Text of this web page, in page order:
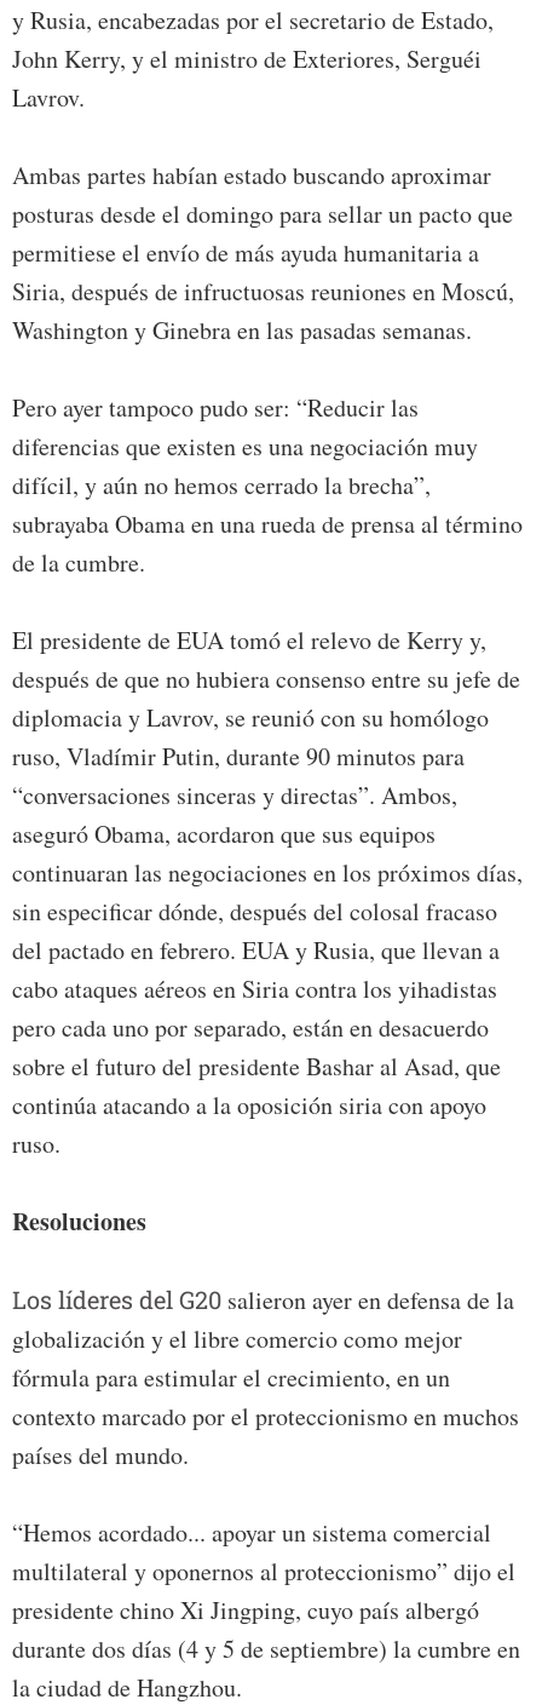
y Rusia, encabezadas por el secretario de Estado,
John Kerry, y el ministro de Exteriores, Serguéi
Lavrov.
Ambas partes habían estado buscando aproximar
posturas desde el domingo para sellar un pacto que
permitiese el envío de más ayuda humanitaria a
Siria, después de infructuosas reuniones en Moscú,
Washington y Ginebra en las pasadas semanas.
Pero ayer tampoco pudo ser: “Reducir las
diferencias que existen es una negociación muy
difícil, y aún no hemos cerrado la brecha”,
subrayaba Obama en una rueda de prensa al término
de la cumbre.
El presidente de EUA tomó el relevo de Kerry y,
después de que no hubiera consenso entre su jefe de
diplomacia y Lavrov, se reunió con su homólogo
ruso, Vladímir Putin, durante 90 minutos para
“conversaciones sinceras y directas”. Ambos,
aseguró Obama, acordaron que sus equipos
continuaran las negociaciones en los próximos días,
sin especificar dónde, después del colosal fracaso
del pactado en febrero. EUA y Rusia, que llevan a
cabo ataques aéreos en Siria contra los yihadistas
pero cada uno por separado, están en desacuerdo
sobre el futuro del presidente Bashar al Asad, que
continúa atacando a la oposición siria con apoyo
ruso.
Resoluciones
Los líderes del G20 salieron ayer en defensa de la
globalización y el libre comercio como mejor
fórmula para estimular el crecimiento, en un
contexto marcado por el proteccionismo en muchos
países del mundo.
“Hemos acordado... apoyar un sistema comercial
multilateral y oponernos al proteccionismo” dijo el
presidente chino Xi Jingping, cuyo país albergó
durante dos días (4 y 5 de septiembre) la cumbre en
la ciudad de Hangzhou.